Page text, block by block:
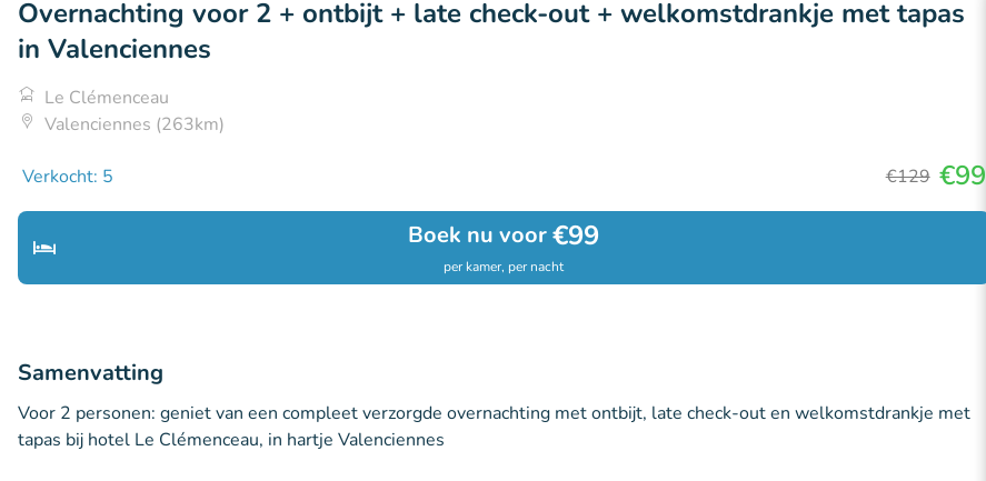
Overnachting voor 2 + ontbijt + late check-out + welkomstdrankje met tapas
in Valenciennes
Le Clémenceau
Valenciennes (263km)
Verkocht: 5 €129 €99
Boek nu voor€99
per kamer, per nacht
Samenvatting
Voor 2 personen: geniet van een compleet verzorgde overnachting met ontbijt, late check-out en welkomstdrankje met
tapas bij hotel Le Clémenceau, in hartje Valenciennes